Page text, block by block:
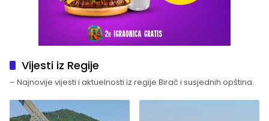
Vijesti iz Regije
– Najnovije vijesti i aktuelnosti iz regije Birač i susjednih opština.